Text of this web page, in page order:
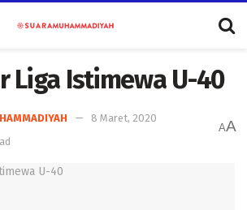
Liga Istimewa U-40
8 Maret, 2020
AA